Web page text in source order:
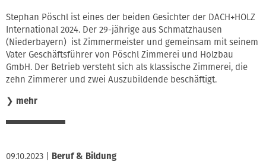
Stephan Pöschl ist eines der beiden Gesichter der DACH+HOLZ
International 2024. Der 29-jährige aus Schmatzhausen
(Niederbayern) ist Zimmermeister und gemeinsam mit seinem
Vater Geschäftsführer von Pöschl Zimmerei und Holzbau
GmbH. Der Betrieb versteht sich als klassische Zimmerei, die
zehn Zimmerer und zwei Auszubildende beschäftigt.
❯ mehr
09.10.2023 Beruf & Bildung